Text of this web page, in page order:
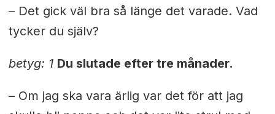
– Det gick väl bra så länge det varade. Vad
tycker du själv?
betyg: 1 Du slutade efter tre månader.
– Om jag ska vara ärlig var det för att jag